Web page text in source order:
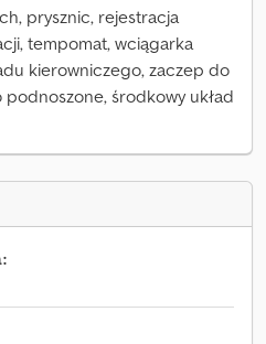
prysznic, rejestracja
tempomat, wciągarka
kierowniczego, zaczep do
podnoszone, środkowy układ